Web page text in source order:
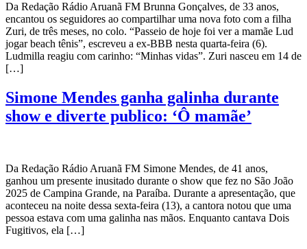
Da Redação Rádio Aruanã FM Brunna Gonçalves, de 33 anos,
encantou os seguidores ao compartilhar uma nova foto com a filha
Zuri, de três meses, no colo. “Passeio de hoje foi ver a mamãe Lud
jogar beach tênis”, escreveu a ex-BBB nesta quarta-feira (6).
Ludmilla reagiu com carinho: “Minhas vidas”. Zuri nasceu em 14 de
[…]
Simone Mendes ganha galinha durante
show e diverte publico: ‘Ô mamãe’
Da Redação Rádio Aruanã FM Simone Mendes, de 41 anos,
ganhou um presente inusitado durante o show que fez no São João
2025 de Campina Grande, na Paraíba. Durante a apresentação, que
aconteceu na noite dessa sexta-feira (13), a cantora notou que uma
pessoa estava com uma galinha nas mãos. Enquanto cantava Dois
Fugitivos, ela […]